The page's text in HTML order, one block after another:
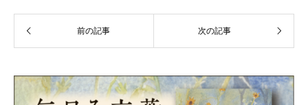
前の記事 次の記事